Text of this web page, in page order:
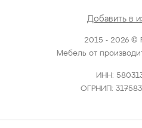
2015 - 2026 ©
Мебель от
ИНН:
ОГРНИП:
Добавить в